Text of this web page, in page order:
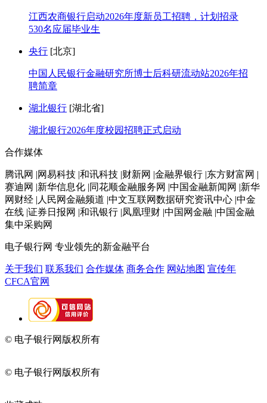
江西农商银行启动2026年度新员工招聘，计划招录
530名应届毕业生
央行 [北京]
中国人民银行金融研究所博士后科研流动站2026年招
聘简章
湖北银行 [湖北省]
湖北银行2026年度校园招聘正式启动
合作媒体
腾讯网 |网易科技 |和讯科技 |财新网 |金融界银行 |东方财富网 |
赛迪网 |新华信息化 |同花顺金融服务网 |中国金融新闻网 |新华
网财经 |人民网金融频道 |中文互联网数据研究资讯中心 |中金
在线 |证券日报网 |和讯银行 |凤凰理财 |中国网金融 |中国金融
集中采购网
电子银行网 专业领先的新金融平台
关于我们 联系我们 合作媒体 商务合作 网站地图 宣传年
CFCA官网
© 电子银行网版权所有
© 电子银行网版权所有